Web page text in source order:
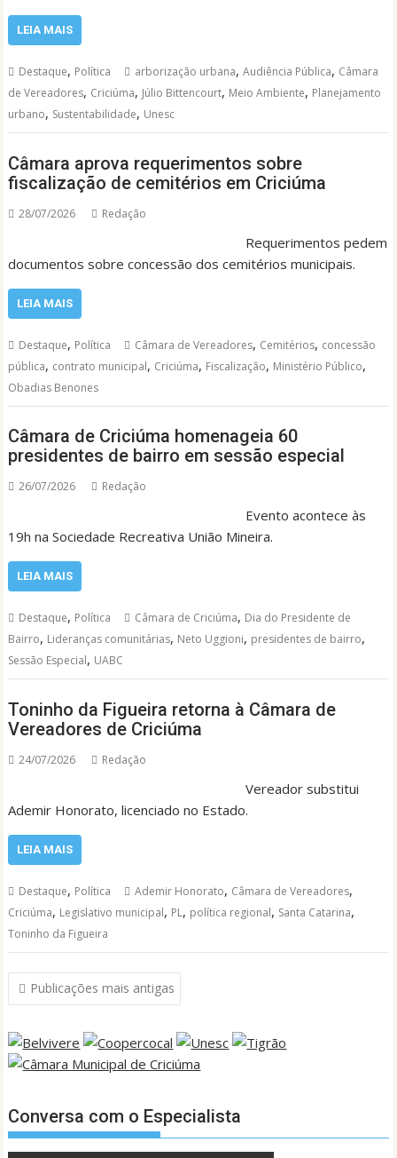
LEIA MAIS
Destaque, Política arborização urbana,Audiência Pública, Câmara
de Vereadores, Criciúma, Júlio Bittencourt, Meio Ambiente, Planejamento
urbano, Sustentabilidade, Unesc
Câmara aprova requerimentos sobre
fiscalização de cemitérios em Criciúma
28/07/2026 Redação
Requerimentos pedem
documentos sobre concessão dos cemitérios municipais.
LEIA MAIS
Destaque, Política Câmara de Vereadores, Cemitérios, concessão
pública, contrato municipal, Criciúma, Fiscalização, Ministério Público,
Obadias Benones
Câmara de Criciúma homenageia 60
presidentes de bairro em sessão especial
26/07/2026 Redação
Evento acontece às
19h na Sociedade Recreativa União Mineira.
LEIA MAIS
Destaque, Política Câmara de Criciúma, Dia do Presidente de
Bairro, Lideranças comunitárias, Neto Uggioni, presidentes de bairro,
Sessão Especial, UABC
Toninho da Figueira retorna à Câmara de
Vereadores de Criciúma
24/07/2026 Redação
Vereador substitui
Ademir Honorato, licenciado no Estado.
LEIA MAIS
Destaque, Política Ademir Honorato, Câmara de Vereadores,
Criciúma, Legislativo municipal, PL, política regional, Santa Catarina,
Toninho da Figueira
Navegação
por
posts
Publicações mais antigas
Conversa com o Especialista